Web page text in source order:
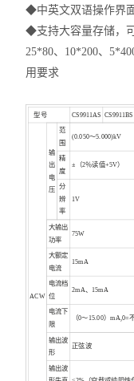
◆中英文双语操作界
◆支持大容量存储，
25*80、10*200、
用要求
型号 CS9911AS CS9911BS
ACW
输
出
电
压
范
围
(0.050～5.000)kV
精
度
±（2％读值+5V）
分
辨
率
1V
大输出
功率
75W
大额定
电流
15mA
电流档
位
2mA、15mA
电流下
限
（0～15.00）mA,0=
输出波
形
正弦波
输出波